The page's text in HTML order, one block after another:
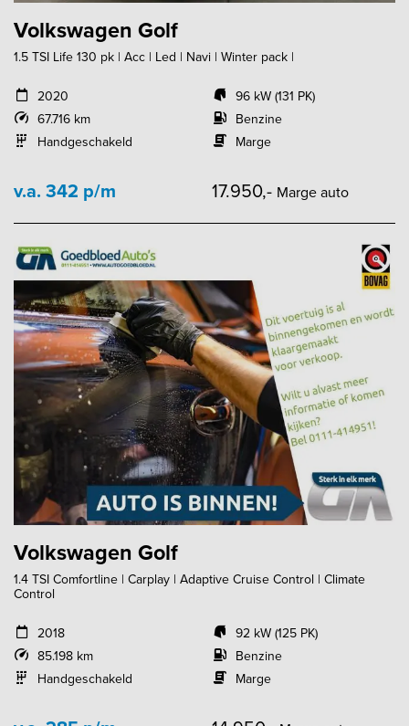
Volkswagen Golf
1.5 TSI Life 130 pk | Acc | Led | Navi | Winter pack |
2020
67.716 km
Handgeschakeld
96 kW (131 PK)
Benzine
Marge
v.a. 342 p/m 17.950,- Marge auto
Volkswagen Golf
1.4 TSI Comfortline | Carplay | Adaptive Cruise Control | Climate
Control
2018
85.198 km
Handgeschakeld
92 kW (125 PK)
Benzine
Marge